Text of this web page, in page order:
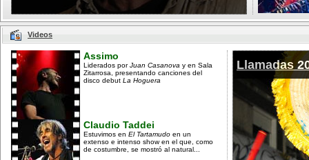
Videos
Assimo
Liderados porJuan Casanova y en Sala
Zitarrosa, presentando canciones del
disco debut La Hoguera
Claudio Taddei
Estuvimos en El Tartamudo en un
extenso e intenso show en el que, como
de costumbre, se mostró al natural...
Llamadas